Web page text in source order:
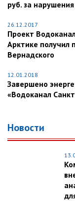
руб. за
26.12.2017
Проект
Арктике
Вернадского
12.01.2018
Завершено
«Водоканал
Новости